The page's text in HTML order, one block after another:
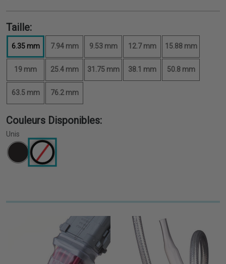
Taille:
6.35 mm 7.94 mm 9.53 mm 12.7 mm 15.88 mm
19 mm 25.4 mm 31.75 mm 38.1 mm 50.8 mm
63.5 mm 76.2 mm
Couleurs Disponibles:
Unis